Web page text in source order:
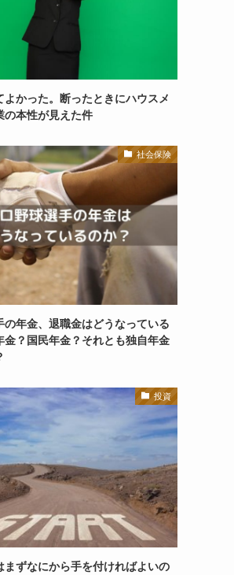
よかった。断ったときにハウスメ
の本性が見えた件
社会保険
の年金、退職金はどうなっている
金？国民年金？それとも独自年金
投資
まずなにから手を付ければよいの